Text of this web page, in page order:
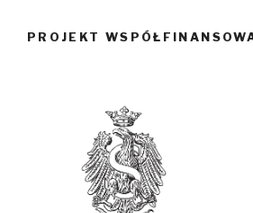
PROJEKT